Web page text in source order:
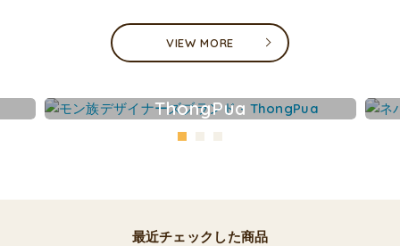
VIEW MORE
ThongPua
最近チェックした商品